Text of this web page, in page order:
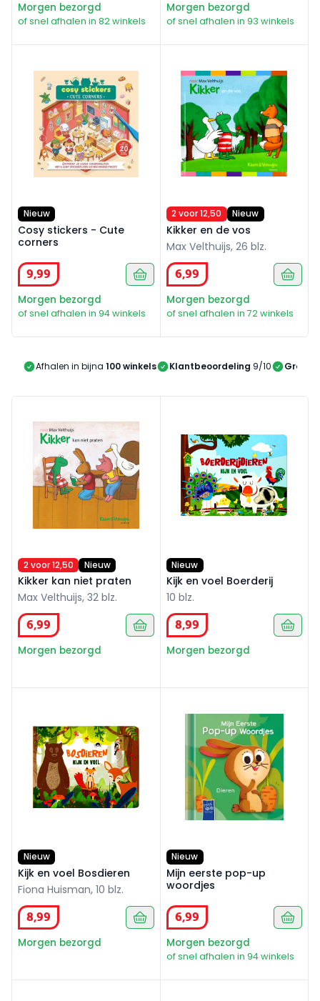
Morgen bezorgd
of snel afhalen in 82 winkels
Morgen bezorgd
of snel afhalen in 93 winkels
Nieuw
Cosy stickers - Cute
corners
9,99
Morgen bezorgd
of snel afhalen in 94 winkels
2 voor 12,50 Nieuw
Kikker en de vos
Max Velthuijs, 26 blz.
6,99
Morgen bezorgd
of snel afhalen in 72 winkels
Afhalen in bijna 100 winkels Klantbeoordeling 9/10 Gratis
2 voor 12,50 Nieuw
Kikker kan niet praten
Max Velthuijs, 32 blz.
6,99
Morgen bezorgd
Nieuw
Kijk en voel Boerderij
10 blz.
8,99
Morgen bezorgd
Nieuw
Kijk en voel Bosdieren
Fiona Huisman, 10 blz.
8,99
Morgen bezorgd
Nieuw
Mijn eerste pop-up
woordjes
6,99
Morgen bezorgd
of snel afhalen in 94 winkels